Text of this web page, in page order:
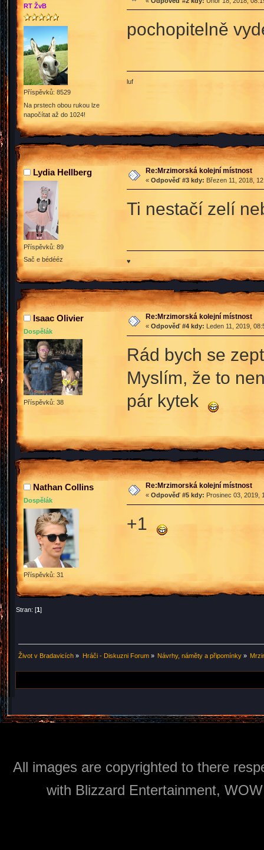
RT ŽvB
Příspěvků: 8529
Na prstech obou rukou lze
napočítat až do 1024!
pochopitelně
luf
Lydia Hellberg
Příspěvků: 89
Sač e bédééz
Re:Mrzimorská kolejní místnost
« Odpověď #3 kdy: Březen 11, 2018,
Ti nestačí zelí
♥
Isaac Olivier
Dospělák
Příspěvků: 38
Re:Mrzimorská kolejní místnost
« Odpověď #4 kdy: Leden 11, 2019,
Rád bych se
Myslím, že to
pár kytek
Nathan Collins
Dospělák
Příspěvků: 31
Re:Mrzimorská kolejní místnost
« Odpověď #5 kdy: Prosinec 03, 2019,
+1
Stran: [1]
Život v Bradavicích » Hráči - Diskuzni Forum» Návrhy, náměty a připomínky»
All images are copyrighted to there
with Blizzard Entertainment,